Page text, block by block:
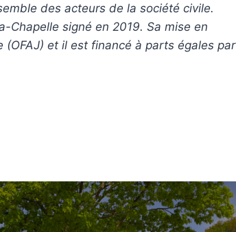
des acteurs de la société civile.
Chapelle signé en 2019. Sa mise en
et il est financé à parts égales par